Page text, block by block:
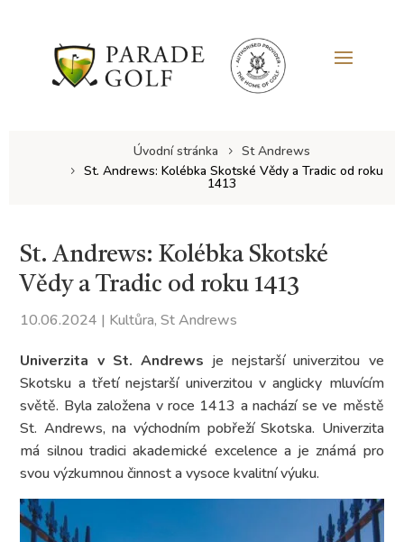
Úvodní stránka
St Andrews
St. Andrews: Kolébka Skotské Vědy a Tradic od roku
1413
St. Andrews: Kolébka Skotské
Vědy a Tradic od roku 1413
10.06.2024 | Kultůra,St Andrews
Univerzita v St. Andrews je nejstarší univerzitou ve
Skotsku a třetí nejstarší univerzitou v anglicky mluvícím
světě. Byla založena v roce 1413 a nachází se ve městě
St. Andrews, na východním pobřeží Skotska. Univerzita
má silnou tradici akademické excelence a je známá pro
svou výzkumnou činnost a vysoce kvalitní výuku.